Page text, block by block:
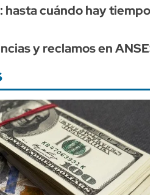
cuándo hay
y reclamos en